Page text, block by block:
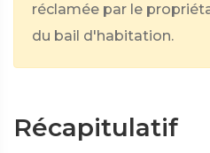
réclamée par le
du bail d'habitation.
Récapitulatif